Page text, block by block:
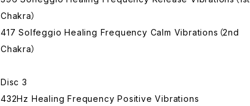
Chakra）
417 Solfeggio Healing Frequency Calm Vibrations（2nd
Chakra）
Disc 3
432Hz Healing Frequency Positive Vibrations